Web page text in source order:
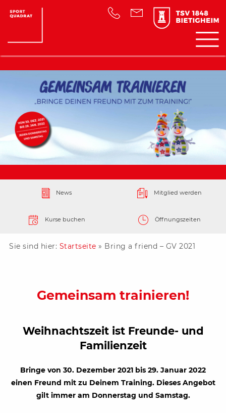
News Mitglied werden
Kurse buchen Öffnungszeiten
Sie sind hier: Startseite » Bring a friend – GV 2021
Gemeinsam trainieren!
Weihnachtszeit ist Freunde- und
Familienzeit
Bringe von 30. Dezember 2021 bis 29. Januar 2022
einen Freund mit zu Deinem Training. Dieses Angebot
gilt immer am Donnerstag und Samstag.